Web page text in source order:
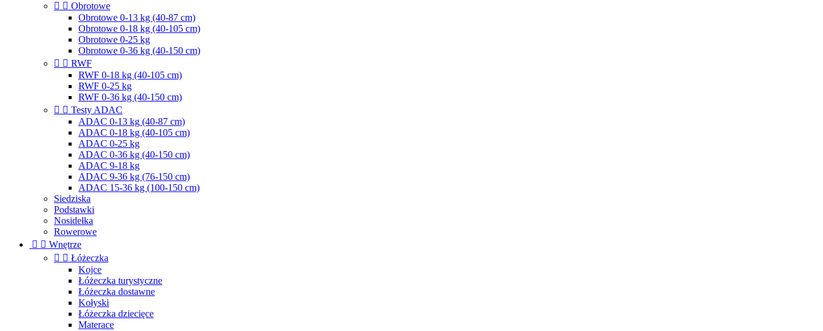
  Obrotowe
Obrotowe 0-13 kg (40-87 cm)
Obrotowe 0-18 kg (40-105 cm)
Obrotowe 0-25 kg
Obrotowe 0-36 kg (40-150 cm)
  RWF
RWF 0-18 kg (40-105 cm)
RWF 0-25 kg
RWF 0-36 kg (40-150 cm)
  Testy ADAC
ADAC 0-13 kg (40-87 cm)
ADAC 0-18 kg (40-105 cm)
ADAC 0-25 kg
ADAC 0-36 kg (40-150 cm)
ADAC 9-18 kg
ADAC 9-36 kg (76-150 cm)
ADAC 15-36 kg (100-150 cm)
Siedziska
Podstawki
Nosidełka
Rowerowe
  Wnętrze
  Łóżeczka
Kojce
Łóżeczka turystyczne
Łóżeczka dostawne
Kołyski
Łóżeczka dziecięce
Materace